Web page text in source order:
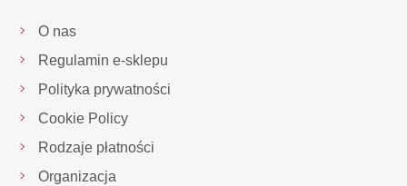
O nas
Regulamin e-sklepu
Polityka prywatności
Cookie Policy
Rodzaje płatności
Organizacja